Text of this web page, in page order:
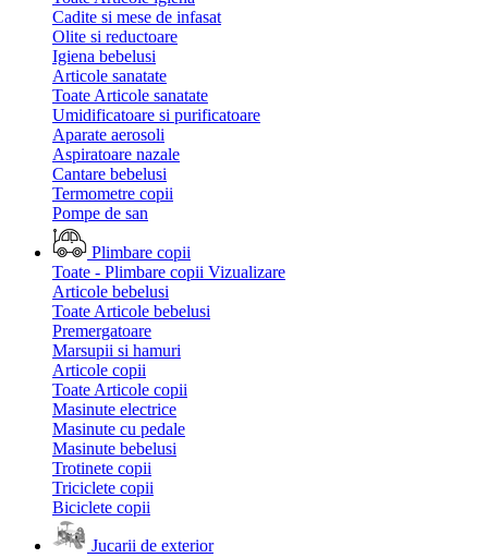
Cadite si mese de infasat
Olite si reductoare
Igiena bebelusi
Articole sanatate
Toate Articole sanatate
Umidificatoare si purificatoare
Aparate aerosoli
Aspiratoare nazale
Cantare bebelusi
Termometre copii
Pompe de san
Plimbare copii
Toate - Plimbare copii Vizualizare
Articole bebelusi
Toate Articole bebelusi
Premergatoare
Marsupii si hamuri
Articole copii
Toate Articole copii
Masinute electrice
Masinute cu pedale
Masinute bebelusi
Trotinete copii
Triciclete copii
Biciclete copii
Jucarii de exterior